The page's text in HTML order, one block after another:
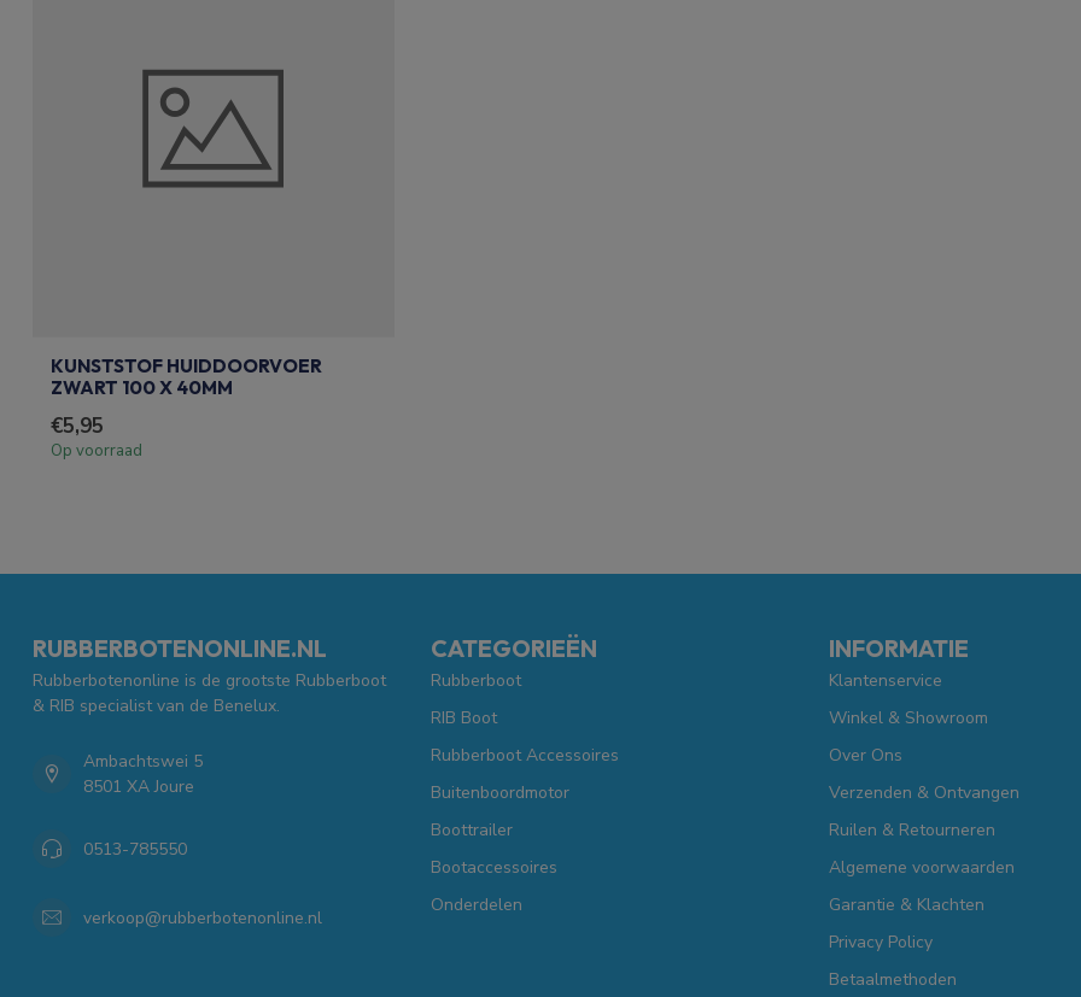
KUNSTSTOF HUIDDOORVOER
ZWART 100 X 40MM
€5,95
Op voorraad
RUBBERBOTENONLINE.NL
Rubberbotenonline is de grootste Rubberboot
& RIB specialist van de Benelux.
Ambachtswei 5
8501 XA Joure
0513-785550
verkoop@rubberbotenonline.nl
CATEGORIEËN
Rubberboot
RIB Boot
Rubberboot Accessoires
Buitenboordmotor
Boottrailer
Bootaccessoires
Onderdelen
INFORMATIE
Klantenservice
Winkel & Showroom
Over Ons
Verzenden & Ontvangen
Ruilen & Retourneren
Algemene voorwaarden
Garantie & Klachten
Privacy Policy
Betaalmethoden